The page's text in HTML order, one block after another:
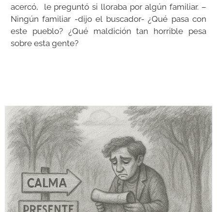
acercó, le preguntó si lloraba por algún familiar. –
Ningún familiar -dijo el buscador- ¿Qué pasa con
este pueblo? ¿Qué maldición tan horrible pesa
sobre esta gente?